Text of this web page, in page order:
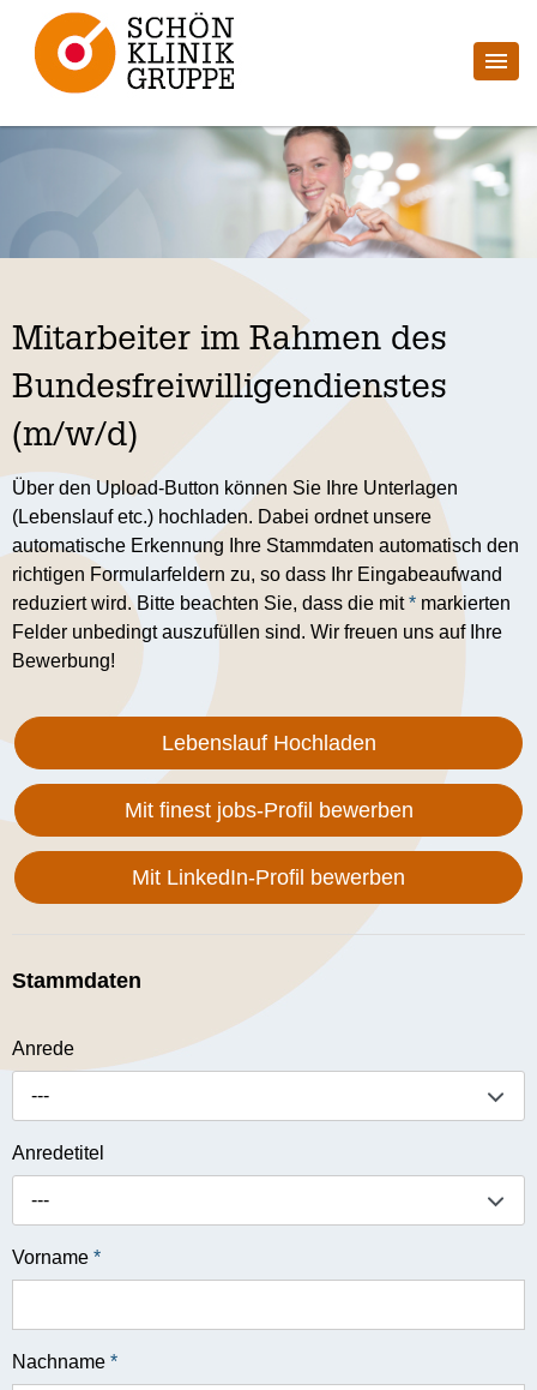
Mitarbeiter im Rahmen des
Bundesfreiwilligendienstes
(m/w/d)
Über den Upload-Button können Sie Ihre Unterlagen
(Lebenslauf etc.) hochladen. Dabei ordnet unsere
automatische Erkennung Ihre Stammdaten automatisch den
richtigen Formularfeldern zu, so dass Ihr Eingabeaufwand
reduziert wird. Bitte beachten Sie, dass die mit* markierten
Felder unbedingt auszufüllen sind. Wir freuen uns auf Ihre
Bewerbung!
Lebenslauf Hochladen
Mit finest jobs-Profil bewerben
Mit LinkedIn-Profil bewerben
Stammdaten
Anrede
---
Anredetitel
---
Vorname *
Nachname *